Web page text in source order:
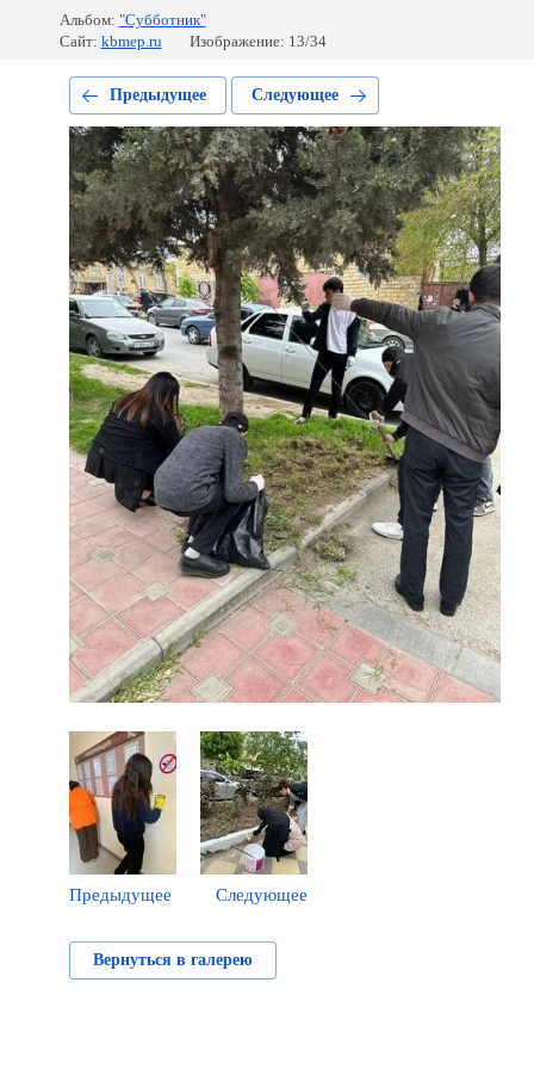
Альбом: "Субботник"
Сайт: kbmep.ru Изображение: 13/34
Предыдущее Следующее
Предыдущее Следующее
Вернуться в галерею